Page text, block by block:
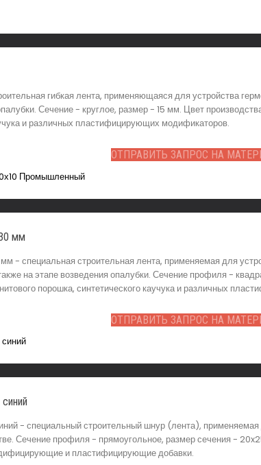
гибкая лента, применяющаяся для устройства
Сечение - круглое, размер - 15 мм. Цвет
и различных пластифицирующих модификаторов.
ОТПРАВИТЬ ЗАПРОС НА
мм
- специальная строительная лента, применяемая для
на этапе возведения опалубки. Сечение профиля -
порошка, синтетического каучука и различных
ОТПРАВИТЬ ЗАПРОС НА
- специальный строительный шнур (лента), применяемая
Сечение профиля - прямоугольное, размер сечения -
и пластифицирующие добавки.